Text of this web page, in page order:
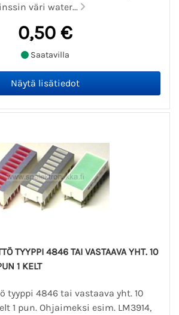
väri water...
0,50 €
Saatavilla
TYYPPI 4846 TAI VASTAAVA YHT. 10
1 KELT
tyyppi 4846 tai vastaava yht. 10
1 pun. Ohjaimeksi esim. LM3914,